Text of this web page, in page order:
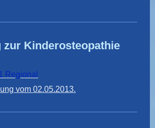
zur Kinderosteopathie
Regional
vom 02.05.2013.